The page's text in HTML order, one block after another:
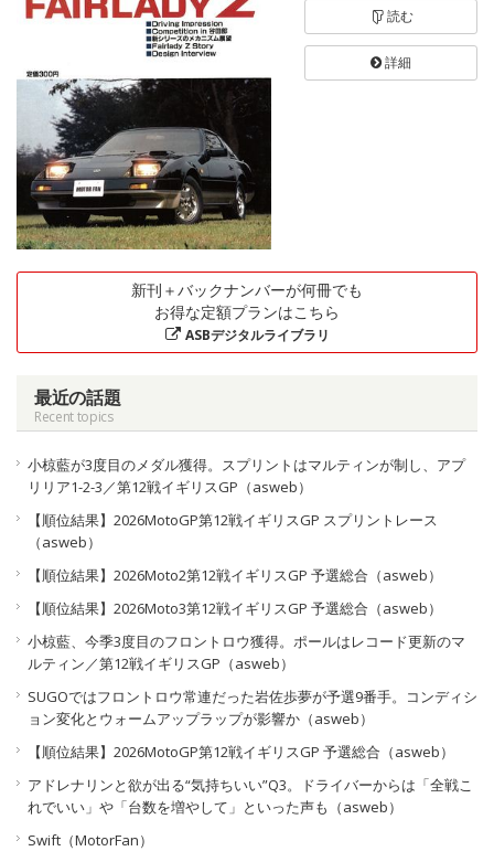
読む
詳細
新刊＋バックナンバーが何冊でも
お得な定額プランはこちら
ASBデジタルライブラリ
最近の話題
Recent topics
小椋藍が3度目のメダル獲得。スプリントはマルティンが制し、アプ
リリア1-2-3／第12戦イギリスGP（asweb）
【順位結果】2026MotoGP第12戦イギリスGP スプリントレース
（asweb）
【順位結果】2026Moto2第12戦イギリスGP 予選総合（asweb）
【順位結果】2026Moto3第12戦イギリスGP 予選総合（asweb）
小椋藍、今季3度目のフロントロウ獲得。ポールはレコード更新のマ
ルティン／第12戦イギリスGP（asweb）
SUGOではフロントロウ常連だった岩佐歩夢が予選9番手。コンディシ
ョン変化とウォームアップラップが影響か（asweb）
【順位結果】2026MotoGP第12戦イギリスGP 予選総合（asweb）
アドレナリンと欲が出る“気持ちいい”Q3。ドライバーからは「全戦こ
れでいい」や「台数を増やして」といった声も（asweb）
Swift（MotorFan）